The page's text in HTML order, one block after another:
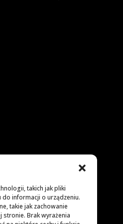
takich jak pliki
informacji o urządzeniu.
takie jak zachowanie
Brak wyrażenia